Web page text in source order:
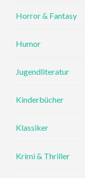
Horror & Fantasy
Humor
Jugendliteratur
Kinderbücher
Klassiker
Krimi & Thriller